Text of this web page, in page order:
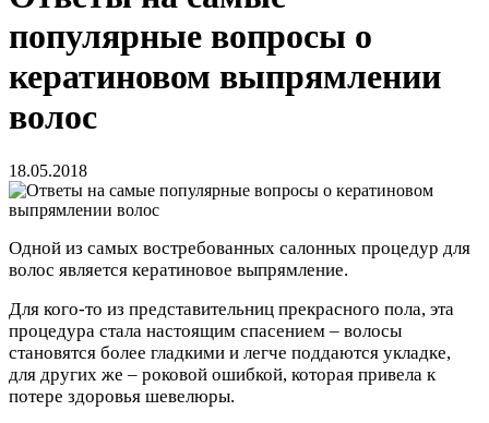
популярные вопросы о
кератиновом выпрямлении
волос
18.05.2018
Одной из самых востребованных салонных процедур для
волос является кератиновое выпрямление.
Для кого-то из представительниц прекрасного пола, эта
процедура стала настоящим спасением – волосы
становятся более гладкими и легче поддаются укладке,
для других же – роковой ошибкой, которая привела к
потере здоровья шевелюры.